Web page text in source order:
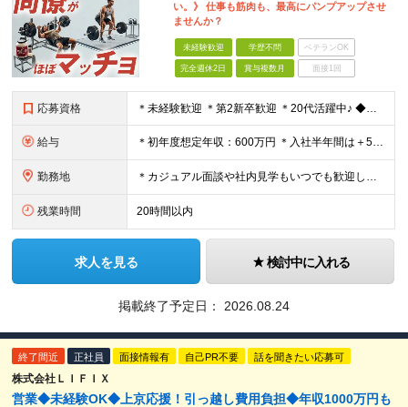
い。》 仕事も筋肉も、最高にパンプアップさせ
ませんか？
未経験歓迎 学歴不問 ベテランOK
完全週休2日 賞与複数月 面接1回
応募資格 ＊未経験歓迎 ＊第2新卒歓迎 ＊20代活躍中♪ ◆学歴不問 ◆社会人経験の浅い方も歓迎します！ ※「稼ぎたい」「誇れる仕事がしたい」という意欲を最重視します。 ＼こんな方にピッタリです！／ ★同年
給与 ＊初年度想定年収：600万円 ＊入社半年間は＋5万円～の業績手当も付与◎ ◆月給30万円～＋業績手当5万円(半年間保証)～ ※固定残業代88,746円/45時間分含む (所定外残業代 25,356
勤務地 ＊カジュアル面談や社内見学もいつでも歓迎してます！ ＊駅直結・最新設備の綺麗なオフィスです！ 【本社】 東京都港区虎ノ門2丁目4番7号 T-LITE 7階 (変更の範囲)上記を除く当社関連勤務地
残業時間 20時間以内
求人を見る 検討中に入れる
掲載終了予定日： 2026.08.24
終了間近 正社員 面接情報有 自己PR不要 話を聞きたい応募可
株式会社ＬＩＦＩＸ
営業◆未経験OK◆上京応援！引っ越し費用負担◆年収1000万円も